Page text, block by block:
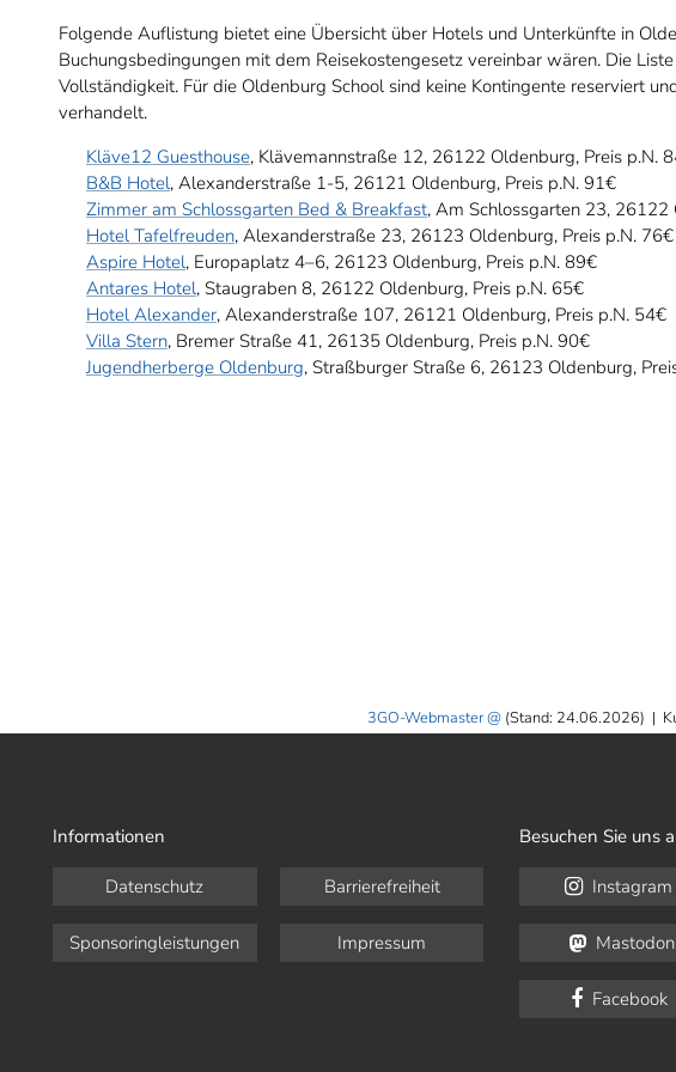
Folgende Auflistung bietet eine Übersicht über Hotels und Unterkünfte in
Buchungsbedingungen mit dem Reisekostengesetz vereinbar wären. Die
Vollständigkeit. Für die Oldenburg School sind keine Kontingente reserviert
verhandelt.
Kläve12 Guesthouse, Klävemannstraße 12, 26122 Oldenburg, Preis p.N.
B&B Hotel, Alexanderstraße 1-5, 26121 Oldenburg, Preis p.N. 91€
Zimmer am Schlossgarten Bed & Breakfast, Am Schlossgarten 23,
Hotel Tafelfreuden, Alexanderstraße 23, 26123 Oldenburg, Preis p.N. 76€
Aspire Hotel, Europaplatz 4–6, 26123 Oldenburg, Preis p.N. 89€
Antares Hotel, Staugraben 8, 26122 Oldenburg, Preis p.N. 65€
Hotel Alexander, Alexanderstraße 107, 26121 Oldenburg, Preis p.N. 54€
Villa Stern, Bremer Straße 41, 26135 Oldenburg, Preis p.N. 90€
Jugendherberge Oldenburg, Straßburger Straße 6, 26123 Oldenburg,
3GO-Webmaster (Stand: 24.06.2026) |
Informationen
Datenschutz Barrierefreiheit
Sponsoringleistungen Impressum
Besuchen Sie uns
Instagram
Mastodon
Facebook